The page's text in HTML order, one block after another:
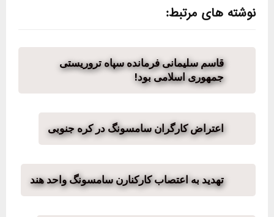
نوشته های مرتبط:
قاسم سلیمانی فرمانده سپاه تروریستی
جمهوری اسلامی بود!
اعتراض کارگران سامسونگ در کره جنوبی
تهدید به اعتصاب کارکنارن سامسونگ واحد هند